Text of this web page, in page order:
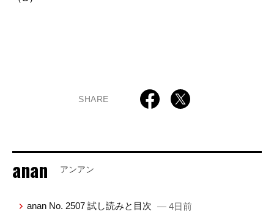
SHARE
anan アンアン
anan No. 2507 試し読みと目次 — 4日前